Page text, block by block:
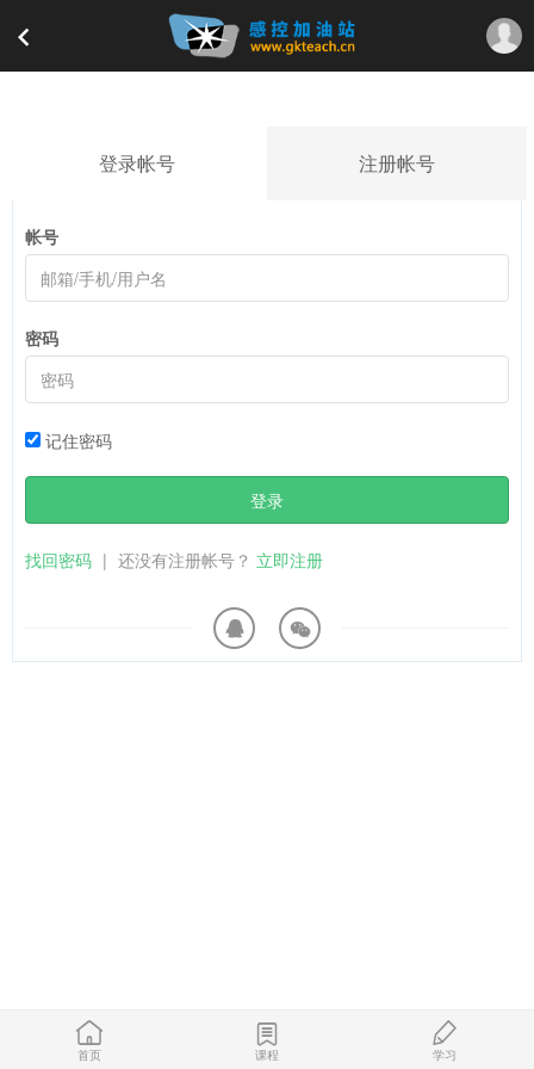
登录帐号 注册帐号
帐号
密码
记住密码
登录
找回密码 | 还没有注册帐号？ 立即注册
首页 课程 学习